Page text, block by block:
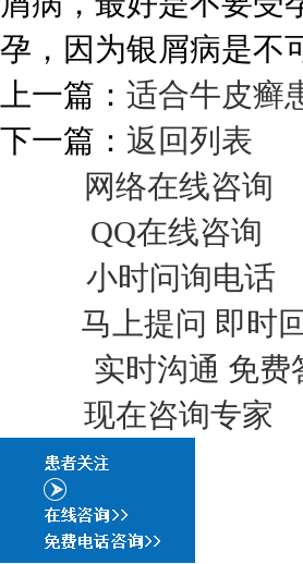
孕，因为银屑病是不
上一篇： 适合牛皮癣
下一篇： 返回列表
网络在线咨询
QQ在线咨询
小时问询电话
马上提问 即时
实时沟通 免
现在咨询专家